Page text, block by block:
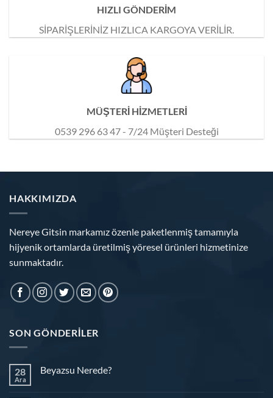
HIZLI GÖNDERİM
SİPARİŞLERİNİZ HIZLICA KARGOYA VERİLİR.
MÜŞTERİ HİZMETLERİ
0539 296 63 47 - 7/24 Müşteri Desteği
HAKKIMIZDA
Nereye Gitsin markamız özenle paketlenmiş tamamıyla
hijyenik ortamlarda üretilmiş yöresel ürünleri hizmetinize
sunmaktadır.
SON GÖNDERILER
28
Ara
Beyazsu Nerede?